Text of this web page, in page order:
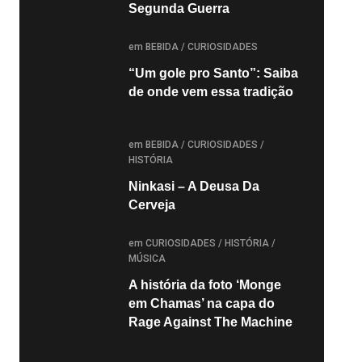
Segunda Guerra
POSTED
emBEBIDA /CURIOSIDADES
“Um gole pro Santo”: Saiba
de onde vem essa tradição
POSTED
emBEBIDA /CURIOSIDADES /
HISTÓRIA
Ninkasi – A Deusa Da
Cerveja
POSTED
emCURIOSIDADES /HISTÓRIA /
MÚSICA
A história da foto ‘Monge
em Chamas’ na capa do
Rage Against The Machine